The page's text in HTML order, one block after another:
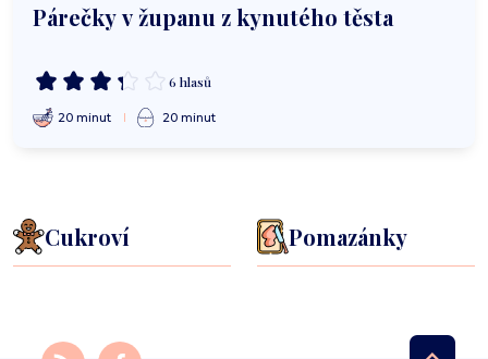
Párečky v županu z kynutého těsta
6 hlasů
20 minut 20 minut
Cukroví Pomazánky